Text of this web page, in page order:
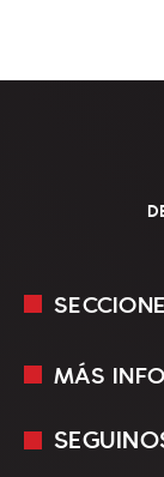
En Vivo
MÁS
Mediakit